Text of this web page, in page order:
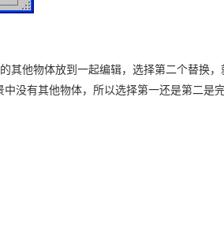
其他物体放到一起编辑，选择第二个替换，
没有其他物体，所以选择第一还是第二是